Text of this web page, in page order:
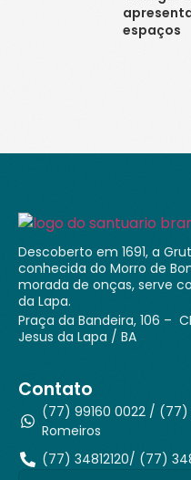
espaços
Descoberto em 1691, a
conhecida do Morro de
morada de onças, serve
da Lapa.
Praça da Bandeira, 106 –
Jesus da Lapa / BA
Contato
(77) 99160 0022 /
Romeiros
(77) 34812120/ (77)